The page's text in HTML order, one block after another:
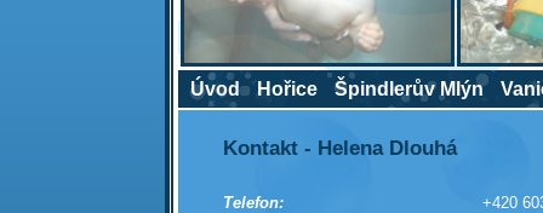
Úvod Hořice Špindlerův Mlýn
Kontakt - Helena Dlouhá
Telefon:
+420